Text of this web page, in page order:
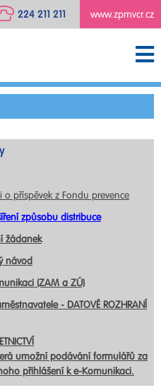
www.zpmvcr.cz
224 211 211
příspěvek z Fondu prevence
způsobu distribuce
žádanek
návod
(ZAM a ZÚ)
- DATOVÉ ROZHRANÍ
umožní podávání formulářů za
přihlášení k e-Komunikaci.